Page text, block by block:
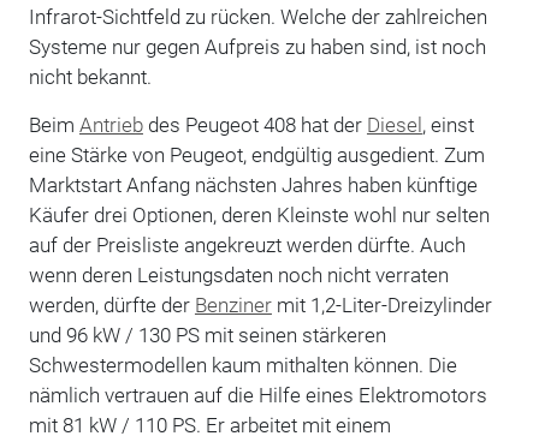
Infrarot-Sichtfeld zu rücken. Welche der zahlreichen
Systeme nur gegen Aufpreis zu haben sind, ist noch
nicht bekannt.
Beim Antriebdes Peugeot 408 hat der Diesel, einst
eine Stärke von Peugeot, endgültig ausgedient. Zum
Marktstart Anfang nächsten Jahres haben künftige
Käufer drei Optionen, deren Kleinste wohl nur selten
auf der Preisliste angekreuzt werden dürfte. Auch
wenn deren Leistungsdaten noch nicht verraten
werden, dürfte der Benzinermit 1,2-Liter-Dreizylinder
und 96 kW / 130 PS mit seinen stärkeren
Schwestermodellen kaum mithalten können. Die
nämlich vertrauen auf die Hilfe eines Elektromotors
mit 81 kW / 110 PS. Er arbeitet mit einem